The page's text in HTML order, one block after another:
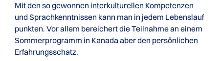
Mit den so gewonnen interkulturellen Kompetenzen
und Sprachkenntnissen kann man in jedem Lebenslauf
punkten. Vor allem bereichert die Teilnahme an einem
Sommerprogramm in Kanada aber den persönlichen
Erfahrungsschatz.